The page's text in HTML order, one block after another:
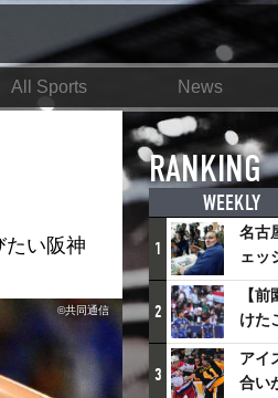
All Sports News
たい阪神
©︎共同通信
RANKING
WEEKLY
1
名古
ェッ
優勝
2
【
けた
ラス
3
アイ
合い